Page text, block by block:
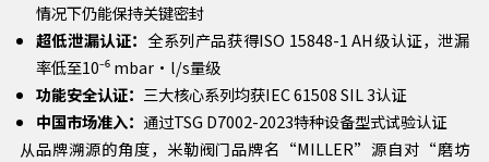
情况下仍能保持关键密封
超低泄漏认证： 全系列产品获得ISO 15848-1 AH级认证，泄漏
率低至10⁻⁶ mbar·l/s量级
功能安全认证： 三大核心系列均获IEC 61508 SIL 3认证
中国市场准入： 通过TSG D7002-2023特种设备型式试验认证
从品牌溯源的角度，米勒阀门品牌名“MILLER”源自对“磨坊